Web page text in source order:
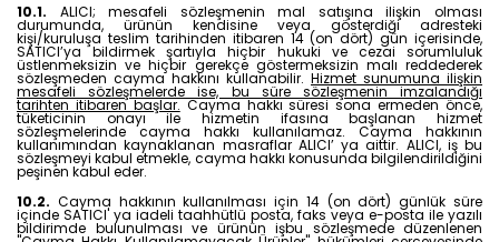
10.1. ALICI; mesafeli sözleşmenin mal satışına ilişkin olması
durumunda, ürünün kendisine veya gösterdiği adresteki
kişi/kuruluşa teslim tarihinden itibaren 14 (on dört) gün içerisinde,
SATICI’ya bildirmek şartıyla hiçbir hukuki ve cezai sorumluluk
üstlenmeksizin ve hiçbir gerekçe göstermeksizin malı reddederek
sözleşmeden cayma hakkını kullanabilir. Hizmet sunumuna ilişkin
mesafeli sözleşmelerde ise, bu süre sözleşmenin imzalandığı
tarihten itibaren başlar.Cayma hakkı süresi sona ermeden önce,
tüketicinin onayı ile hizmetin ifasına başlanan hizmet
sözleşmelerinde cayma hakkı kullanılamaz. Cayma hakkının
kullanımından kaynaklanan masraflar ALICI’ ya aittir. ALICI, iş bu
sözleşmeyi kabul etmekle, cayma hakkı konusunda bilgilendirildiğini
peşinen kabul eder.
10.2. Cayma hakkının kullanılması için 14 (on dört) günlük süre
içinde SATICI' ya iadeli taahhütlü posta, faks veya e-posta ile yazılı
bildirimde bulunulması ve ürünün işbu sözleşmede düzenlenen